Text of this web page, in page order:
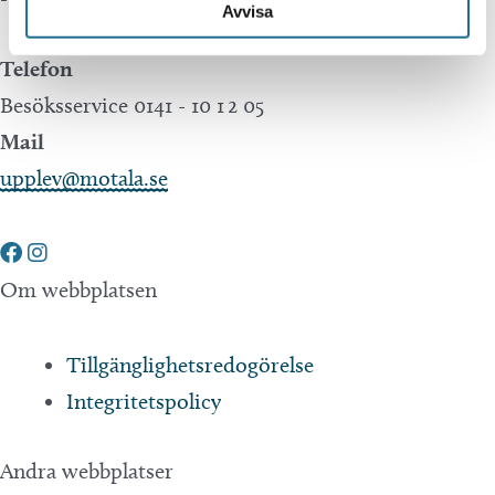
Avvisa
Telefon
Besöksservice 0141 - 10 1 2 05
Mail
upplev@motala.se
Om webbplatsen
Tillgänglighetsredogörelse
Integritetspolicy
Andra webbplatser